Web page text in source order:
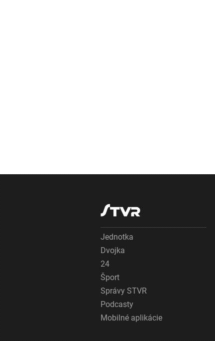
Jednotka
Dvojka
24
Šport
Správy STVR
Podcasty
Mobilné aplikácie